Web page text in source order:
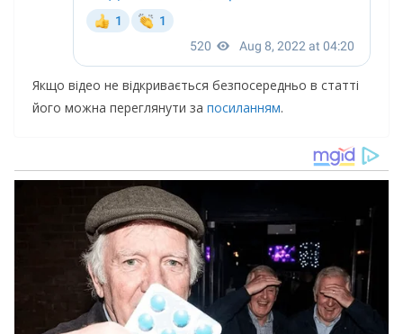
Якщо відео не відкривається безпосередньо в статті
його можна переглянути за посиланням.